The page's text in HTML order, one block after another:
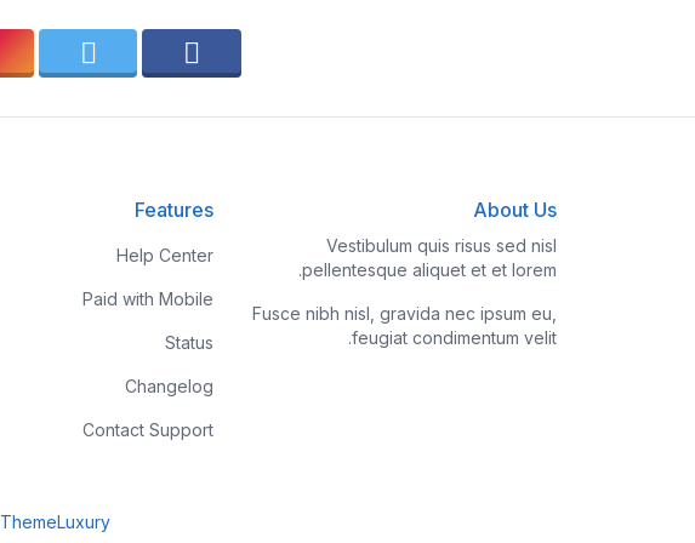
About Us
Vestibulum quis risus sed nisl
pellentesque aliquet et et lorem.
Fusce nibh nisl, gravida nec ipsum eu,
feugiat condimentum velit.
Features
Help Center
Paid with Mobile
Status
Changelog
Contact Support
ThemeLuxury